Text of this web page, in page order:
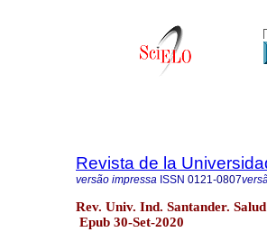
Revista de la
versão impressa ISSN 0121-0807
Rev. Univ. Ind. Santander.
Epub 30-Set-2020